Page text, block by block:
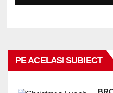
PE ACELASI SUBIECT